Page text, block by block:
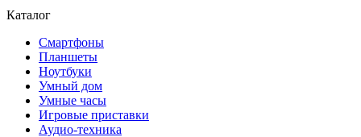
Каталог
Смартфоны
Планшеты
Ноутбуки
Умный дом
Умные часы
Игровые приставки
Аудио-техника